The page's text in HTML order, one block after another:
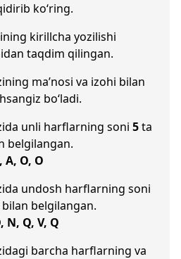
ko‘ring.
kirillcha yozilishi
taqdim qilingan.
ma’nosi va izohi bilan
bo‘ladi.
unli harflarning soni 5ta
belgilangan.
A, O, O
undosh harflarning soni
belgilangan.
N, Q, V, Q
barcha harflarning va